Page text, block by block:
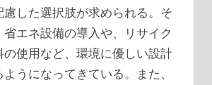
慮した選択肢が求められる。そ
省エネ設備の導入や、リサイク
の使用など、環境に優しい設計
うになってきている。また、